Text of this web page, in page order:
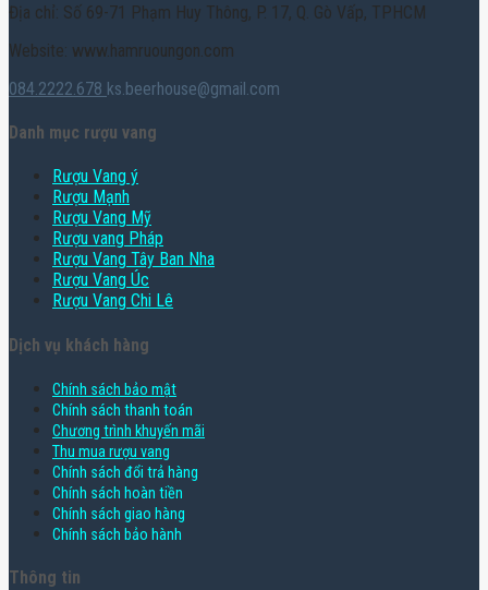
Địa chỉ: Số 69-71 Phạm Huy Thông, P. 17, Q. Gò Vấp, TPHCM
Website: www.hamruoungon.com
084.2222.678 ks.beerhouse@gmail.com
Danh mục rượu vang
Rượu Vang ý
Rượu Mạnh
Rượu Vang Mỹ
Rượu vang Pháp
Rượu Vang Tây Ban Nha
Rượu Vang Úc
Rượu Vang Chi Lê
Dịch vụ khách hàng
Chính sách bảo mật
Chính sách thanh toán
Chương trình khuyến mãi
Thu mua rượu vang
Chính sách đổi trả hàng
Chính sách hoàn tiền
Chính sách giao hàng
Chính sách bảo hành
Thông tin